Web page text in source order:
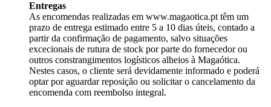
Entregas
As encomendas realizadas em www.magaotica.pt têm um
prazo de entrega estimado entre 5 a 10 dias úteis, contado a
partir da confirmação de pagamento, salvo situações
excecionais de rutura de stock por parte do fornecedor ou
outros constrangimentos logísticos alheios à Magaótica.
Nestes casos, o cliente será devidamente informado e poderá
optar por aguardar reposição ou solicitar o cancelamento da
encomenda com reembolso integral.